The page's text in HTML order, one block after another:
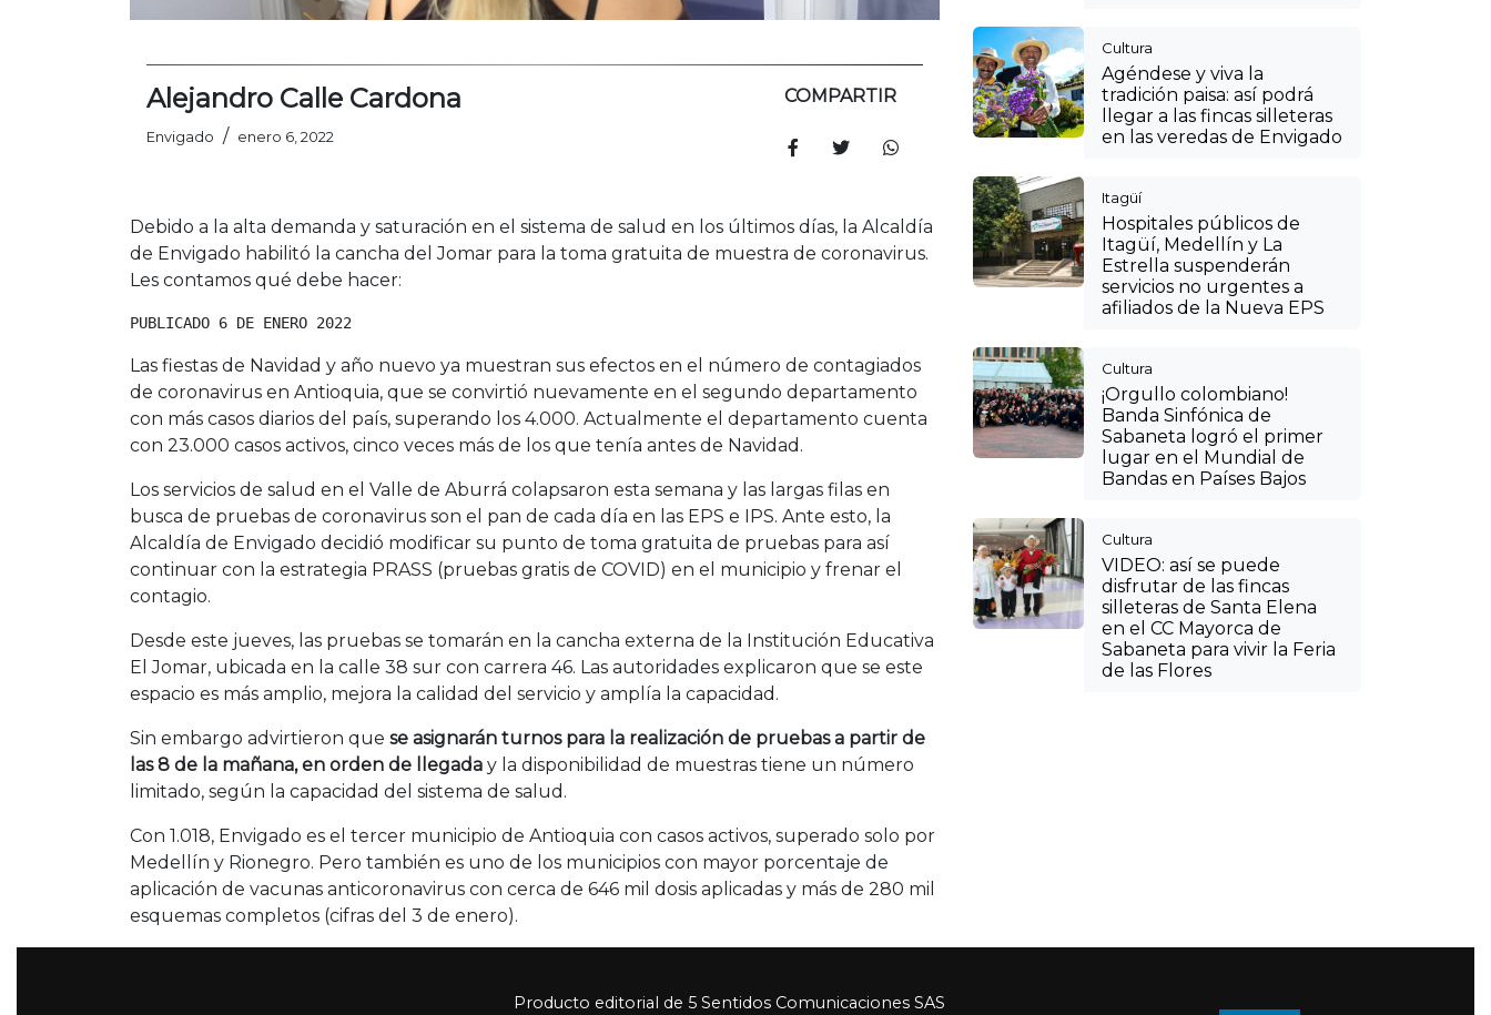
Alejandro Calle Cardona
Envigado / enero 6, 2022
COMPARTIR
Debido a la alta demanda y saturación en el sistema de salud en los últimos días, la Alcaldía
de Envigado habilitó la cancha del Jomar para la toma gratuita de muestra de coronavirus.
Les contamos qué debe hacer:
PUBLICADO 6 DE ENERO 2022
Las fiestas de Navidad y año nuevo ya muestran sus efectos en el número de contagiados
de coronavirus en Antioquia, que se convirtió nuevamente en el segundo departamento
con más casos diarios del país, superando los 4.000. Actualmente el departamento cuenta
con 23.000 casos activos, cinco veces más de los que tenía antes de Navidad.
Los servicios de salud en el Valle de Aburrá colapsaron esta semana y las largas filas en
busca de pruebas de coronavirus son el pan de cada día en las EPS e IPS. Ante esto, la
Alcaldía de Envigado decidió modificar su punto de toma gratuita de pruebas para así
continuar con la estrategia PRASS (pruebas gratis de COVID) en el municipio y frenar el
contagio.
Desde este jueves, las pruebas se tomarán en la cancha externa de la Institución Educativa
El Jomar, ubicada en la calle 38 sur con carrera 46. Las autoridades explicaron que se este
espacio es más amplio, mejora la calidad del servicio y amplía la capacidad.
Sin embargo advirtieron que se asignarán turnos para la realización de pruebas a partir de
las 8 de la mañana, en orden de llegada y la disponibilidad de muestras tiene un número
limitado, según la capacidad del sistema de salud.
Con 1.018, Envigado es el tercer municipio de Antioquia con casos activos, superado solo por
Medellín y Rionegro. Pero también es uno de los municipios con mayor porcentaje de
aplicación de vacunas anticoronavirus con cerca de 646 mil dosis aplicadas y más de 280 mil
esquemas completos (cifras del 3 de enero).
Cultura
Agéndese y viva la
tradición paisa: así podrá
llegar a las fincas silleteras
en las veredas de Envigado
Itagüí
Hospitales públicos de
Itagüí, Medellín y La
Estrella suspenderán
servicios no urgentes a
afiliados de la Nueva EPS
Cultura
¡Orgullo colombiano!
Banda Sinfónica de
Sabaneta logró el primer
lugar en el Mundial de
Bandas en Países Bajos
Cultura
VIDEO: así se puede
disfrutar de las fincas
silleteras de Santa Elena
en el CC Mayorca de
Sabaneta para vivir la Feria
de las Flores
Producto editorial de 5 Sentidos Comunicaciones SAS